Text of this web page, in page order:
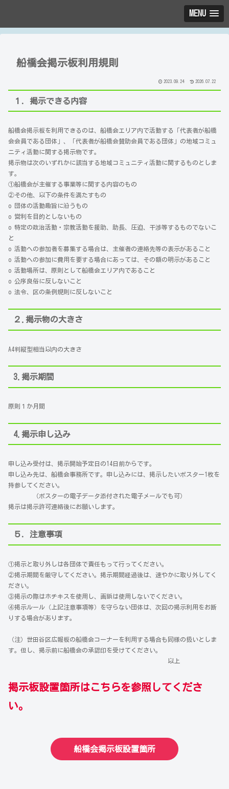
MENU
船橋会掲示板利用規則
2023.09.24 2026.07.22
１．掲示できる内容
船橋会掲示板を利用できるのは、船橋会エリア内で活動する「代表者が船橋
会会員である団体」、「代表者が船橋会賛助会員である団体」の地域コミュ
ニティ活動に関する掲示物です。
掲示物は次のいずれかに該当する地域コミュニティ活動に関するものとしま
す。
①船橋会が主催する事業等に関する内容のもの
②その他、以下の条件を満たすもの
o 団体の活動趣旨に沿うもの
o 営利を目的としないもの
o 特定の政治活動・宗教活動を援助、助長、圧迫、干渉等するものでないこ
と
o 活動への参加者を募集する場合は、主催者の連絡先等の表示があること
o 活動への参加に費用を要する場合にあっては、その額の明示があること
o 活動場所は、原則として船橋会エリア内であること
o 公序良俗に反しないこと
o 法令、区の条例規則に反しないこと
２.掲示物の大きさ
A4判縦型相当以内の大きさ
3.掲示期間
原則１か月間
4.掲示申し込み
申し込み受付は、掲示開始予定日の14日前からです。
申し込み先は、船橋会事務所です。申し込みには、掲示したいポスター1枚を
持参してください。
（ポスターの電子データ添付された電子メールでも可）
掲示は掲示許可連絡後にお願いします。
５．注意事項
①掲示と取り外しは各団体で責任もって行ってください。
②掲示期間を厳守してください。掲示期間経過後は、速やかに取り外してく
ださい。
③掲示の際はホチキスを使用し、画鋲は使用しないでください。
④掲示ルール（上記注意事項等）を守らない団体は、次回の掲示利用をお断
りする場合があります。
（注）世田谷区広報板の船橋会コーナーを利用する場合も同様の扱いとしま
す。但し、掲示前に船橋会の承認印を受けてください。
以上
掲示板設置箇所はこちらを参照してくださ
い。
船橋会掲示板設置箇所